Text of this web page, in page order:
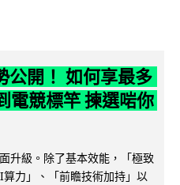
開！ 如何享最多
競標竿 揀選啱你
升級。除了基本效能，「極致
力」、「前瞻技術加持」以